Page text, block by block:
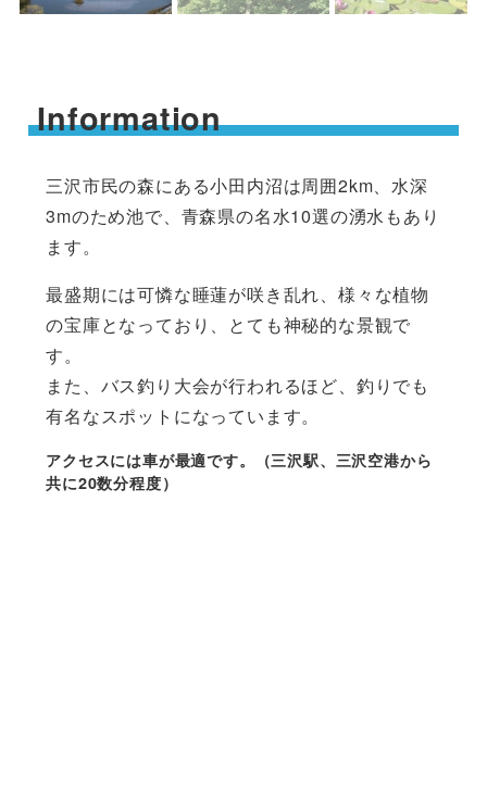
Information
三沢市民の森にある小田内沼は周囲2km、水深
3mのため池で、青森県の名水10選の湧水もあり
ます。
最盛期には可憐な睡蓮が咲き乱れ、様々な植物
の宝庫となっており、とても神秘的な景観で
す。
また、バス釣り大会が行われるほど、釣りでも
有名なスポットになっています。
アクセスには車が最適です。（三沢駅、三沢空港から
共に20数分程度）